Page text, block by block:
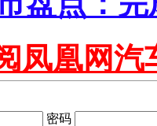
凤凰网汽
密码